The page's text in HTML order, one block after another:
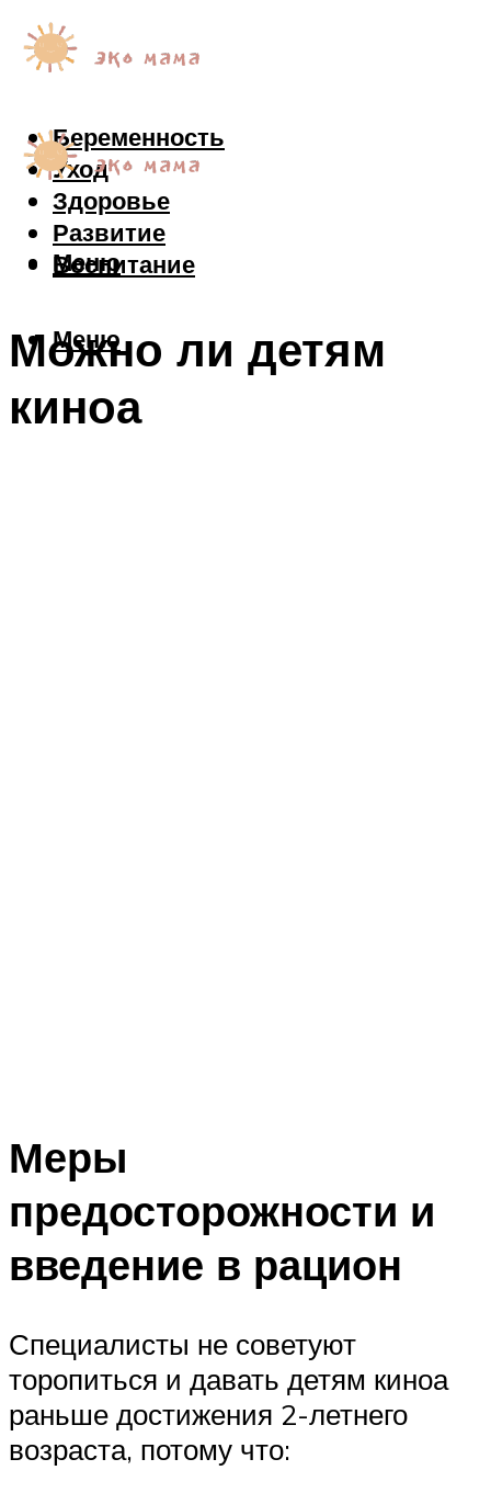
Беременность
Уход
Здоровье
Развитие
Воспитание
Меню
Меню
Можно ли детям
киноа
Меры
предосторожности и
введение в рацион
Специалисты не советуют
торопиться и давать детям киноа
раньше достижения 2-летнего
возраста, потому что: